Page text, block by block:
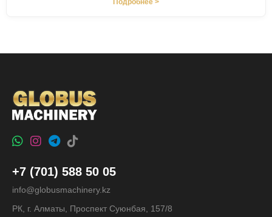
Подробнее >
+7 (701) 588 50 05
info@globusmachinery.kz
РК, г. Алматы, Проспект Суюнбая, 157/8